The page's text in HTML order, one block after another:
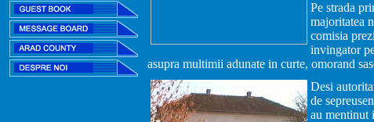
Pe strada
majoritatea
comisia
invingator
asupra multimii adunate in curte, omorand
Desi
de
au mentinut